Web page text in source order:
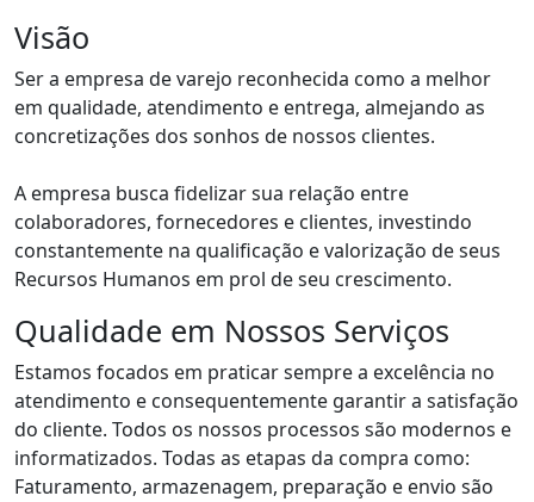
Visão
Ser a empresa de varejo reconhecida como a melhor
em qualidade, atendimento e entrega, almejando as
concretizações dos sonhos de nossos clientes.
A empresa busca fidelizar sua relação entre
colaboradores, fornecedores e clientes, investindo
constantemente na qualificação e valorização de seus
Recursos Humanos em prol de seu crescimento.
Qualidade em Nossos Serviços
Estamos focados em praticar sempre a excelência no
atendimento e consequentemente garantir a satisfação
do cliente. Todos os nossos processos são modernos e
informatizados. Todas as etapas da compra como:
Faturamento, armazenagem, preparação e envio são